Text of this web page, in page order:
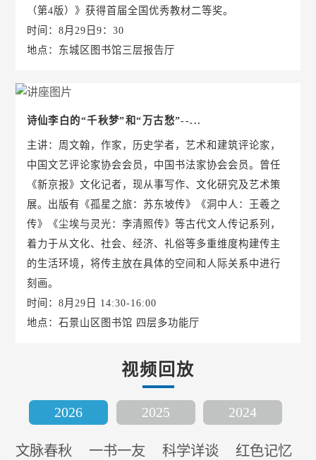
（第4版）》获得首届全国优秀教材二等奖。
时间：8月29日9：30
地点：东城区图书馆三层报告厅
诗仙李白的“千秋梦”和“万古愁”--...
主讲：周文翰，作家，历史学者，艺术和建筑评论家，
中国文艺评论家协会会员，中国书法家协会会员。曾任
《新京报》文化记者，现从事写作、文化研究及艺术策
展。出版有《孤星之旅：苏东坡传》《洞中人：王羲之
传》《尘埃与灵光：李清照传》等古代文人传记系列，
着力于从文化、社会、经济、礼俗等多重维度构建传主
的生活环境，将传主放在具体的空间和人际关系中进行
刻画。
时间：8月29日 14:30-16:00
地点：石景山区图书馆 四层多功能厅
视频回放
2026 2025 2024
文脉春秋 一书一友 科学详谈
红色记忆